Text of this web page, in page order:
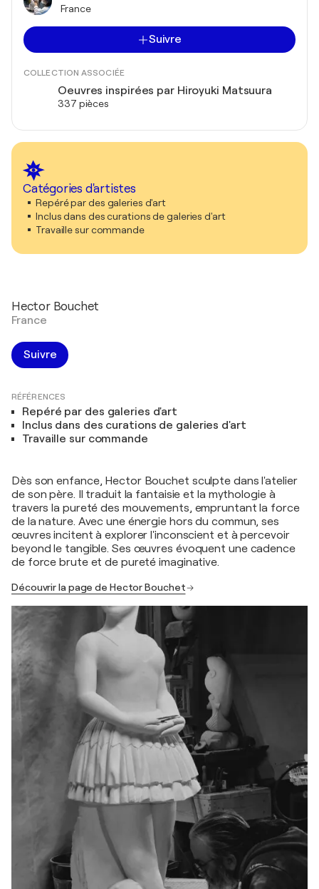
France
Suivre
COLLECTION ASSOCIÉE
Oeuvres inspirées par Hiroyuki Matsuura
337 pièces
Catégories d'artistes
Repéré par des galeries d'art
Inclus dans des curations de galeries d'art
Travaille sur commande
Hector Bouchet
France
Suivre
RÉFÉRENCES
Repéré par des galeries d'art
Inclus dans des curations de galeries d'art
Travaille sur commande
Dès son enfance, Hector Bouchet sculpte dans l'atelier
de son père. Il traduit la fantaisie et la mythologie à
travers la pureté des mouvements, empruntant la force
de la nature. Avec une énergie hors du commun, ses
œuvres incitent à explorer l'inconscient et à percevoir
beyond le tangible. Ses œuvres évoquent une cadence
de force brute et de pureté imaginative.
Découvrir la page de Hector Bouchet